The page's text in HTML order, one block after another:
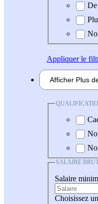
De
Appliquerle
Afficher Plus
SALAIRE
Salaire
Choisissez